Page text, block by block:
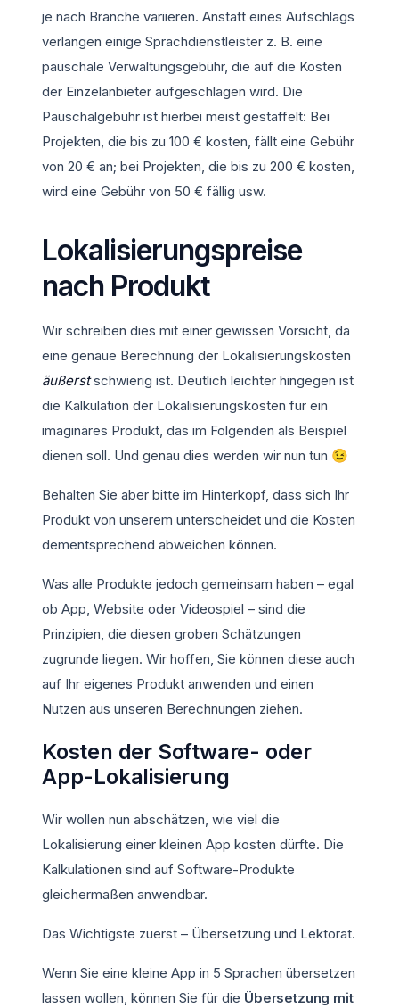
je nach Branche variieren. Anstatt eines Aufschlags
verlangen einige Sprachdienstleister z. B. eine
pauschale Verwaltungsgebühr, die auf die Kosten
der Einzelanbieter aufgeschlagen wird. Die
Pauschalgebühr ist hierbei meist gestaffelt: Bei
Projekten, die bis zu 100 € kosten, fällt eine Gebühr
von 20 € an; bei Projekten, die bis zu 200 € kosten,
wird eine Gebühr von 50 € fällig usw.
Lokalisierungspreise
nach Produkt
Wir schreiben dies mit einer gewissen Vorsicht, da
eine genaue Berechnung der Lokalisierungskosten
äußerstschwierig ist. Deutlich leichter hingegen ist
die Kalkulation der Lokalisierungskosten für ein
imaginäres Produkt, das im Folgenden als Beispiel
dienen soll. Und genau dies werden wir nun tun 😉
Behalten Sie aber bitte im Hinterkopf, dass sich Ihr
Produkt von unserem unterscheidet und die Kosten
dementsprechend abweichen können.
Was alle Produkte jedoch gemeinsam haben – egal
ob App, Website oder Videospiel – sind die
Prinzipien, die diesen groben Schätzungen
zugrunde liegen. Wir hoffen, Sie können diese auch
auf Ihr eigenes Produkt anwenden und einen
Nutzen aus unseren Berechnungen ziehen.
Kosten der Software- oder
App-Lokalisierung
Wir wollen nun abschätzen, wie viel die
Lokalisierung einer kleinen App kosten dürfte. Die
Kalkulationen sind auf Software-Produkte
gleichermaßen anwendbar.
Das Wichtigste zuerst – Übersetzung und Lektorat.
Wenn Sie eine kleine App in 5 Sprachen übersetzen
lassen wollen, können Sie für die Übersetzung mit